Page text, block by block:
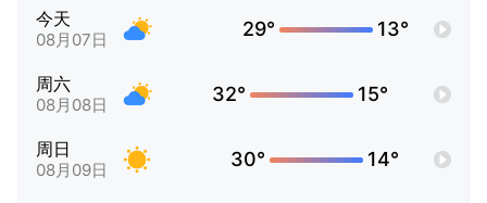
今天
08月07日 29° 13°
周六
08月08日 32° 15°
周日
08月09日 30° 14°